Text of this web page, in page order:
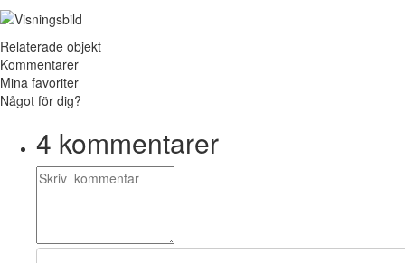
Relaterade objekt
Kommentarer
Mina favoriter
Något för dig?
4 kommentarer